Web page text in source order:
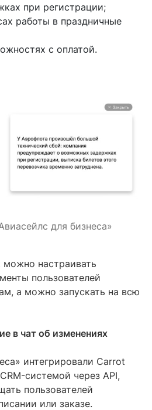
при регистрации;
работы в праздничные
с оплатой.
для бизнеса»
можно настраивать
пользователей
а можно запускать на всю
в чат об изменениях
интегрировали Carrot
системой через API,
пользователей
или заказе.